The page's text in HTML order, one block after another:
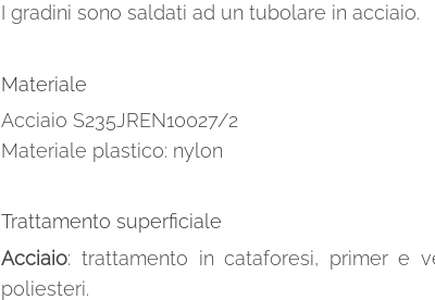
I gradini sono saldati ad un tubolare in acciaio.
Materiale
Acciaio S235JREN10027/2
Materiale plastico: nylon
Trattamento superficiale
Acciaio: trattamento in cataforesi, primer e
poliesteri.